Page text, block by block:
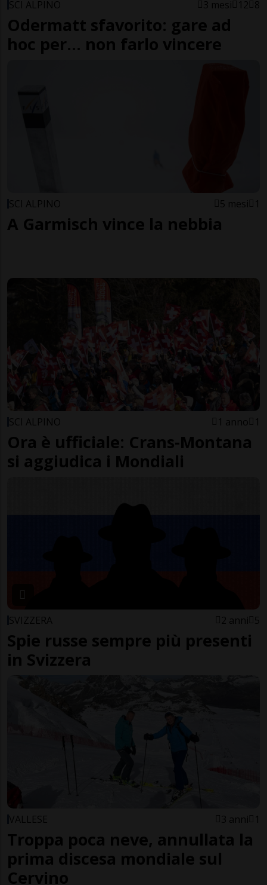
SCI ALPINO 3 mesi 12 8
Odermatt sfavorito: gare ad
hoc per... non farlo vincere
SCI ALPINO 5 mesi 1
A Garmisch vince la nebbia
SCI ALPINO 1 anno 1
Ora è ufficiale: Crans-Montana
si aggiudica i Mondiali
SVIZZERA 2 anni 5
Spie russe sempre più presenti
in Svizzera
VALLESE 3 anni 1
Troppa poca neve, annullata la
prima discesa mondiale sul
Cervino